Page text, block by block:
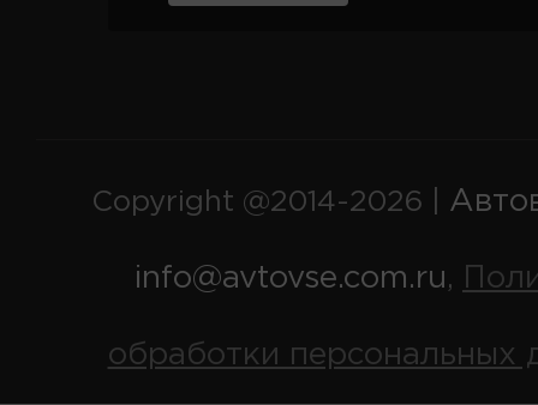
Copyright @2014-2026 |
info@avtovse.com.ru,
обработки персональных